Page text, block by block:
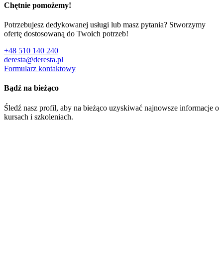
Chętnie pomożemy!
Potrzebujesz dedykowanej usługi lub masz pytania? Stworzymy
ofertę dostosowaną do Twoich potrzeb!
+48 510 140 240
deresta@deresta.pl
Formularz kontaktowy
Bądź na bieżąco
Śledź nasz profil, aby na bieżąco uzyskiwać najnowsze informacje o
kursach i szkoleniach.